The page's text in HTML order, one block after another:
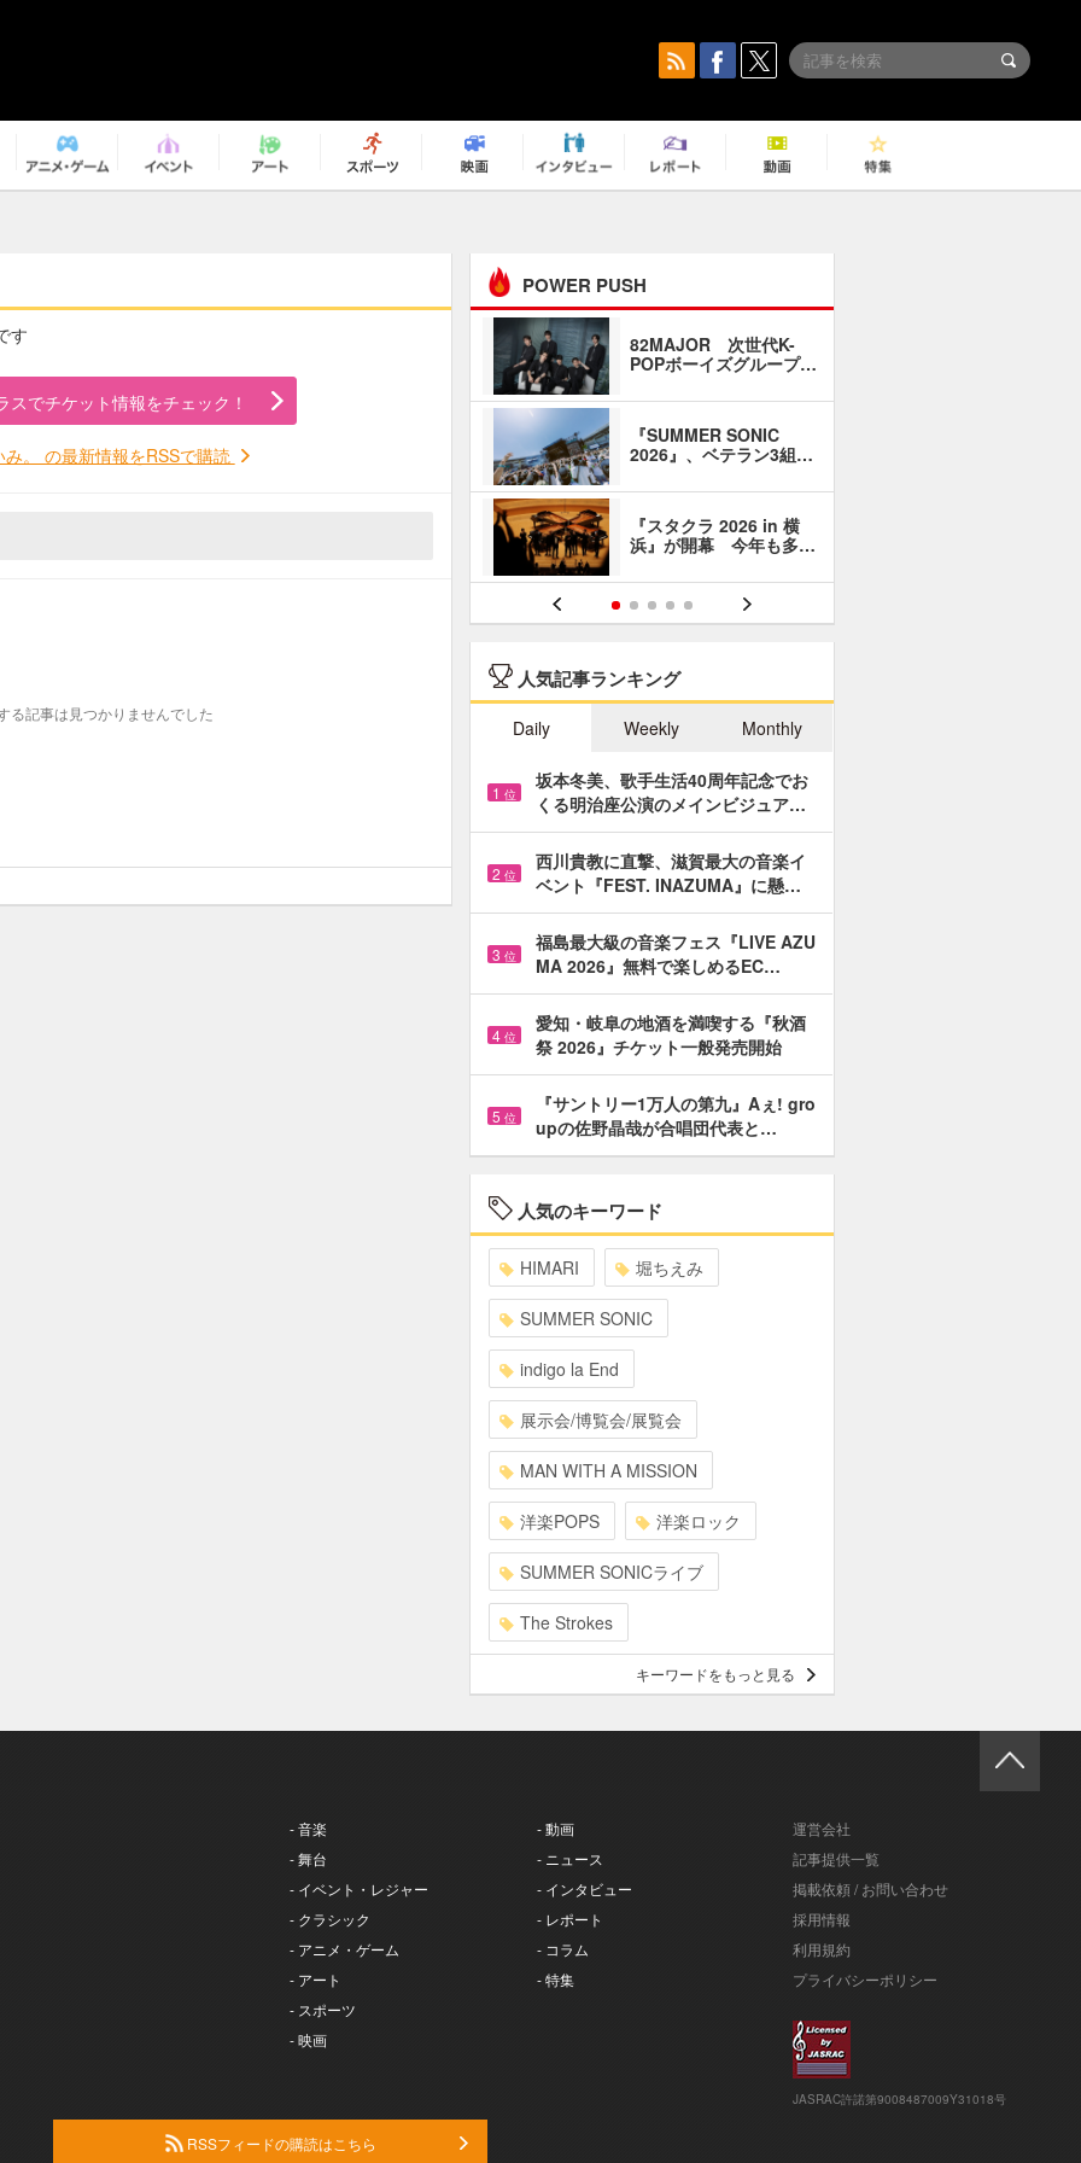
す
スでチケット情報をチェック！
み。 の最新情報をRSSで購読
る記事は見つかりませんでした
POWER PUSH
82MAJOR 次世代K-
POPボーイズグループ…
『SUMMER SONIC
2026』、ベテラン3組…
『スタクラ 2026 in 横
浜』が開幕 今年も多…
人気記事ランキング
Daily Weekly Monthly
1 位
坂本冬美、歌手生活40周年記念でお
くる明治座公演のメインビジュア…
2 位
西川貴教に直撃、滋賀最大の音楽イ
ベント『FEST. INAZUMA』に懸…
3 位
福島最大級の音楽フェス『LIVE AZU
MA 2026』無料で楽しめるEC…
4 位
愛知・岐阜の地酒を満喫する『秋酒
祭 2026』チケット一般発売開始
5 位
『サントリー1万人の第九』Aぇ! gro
upの佐野晶哉が合唱団代表と…
人気のキーワード
HIMARI 堀ちえみ
SUMMER SONIC
indigo la End
展示会/博覧会/展覧会
MAN WITH A MISSION
洋楽POPS 洋楽ロック
SUMMER SONICライブ
The Strokes
キーワードをもっと見る
- 音楽
- 舞台
- イベント・レジャー
- クラシック
- アニメ・ゲーム
- アート
- スポーツ
- 映画
- 動画
- ニュース
- インタビュー
- レポート
- コラム
- 特集
運営会社
記事提供一覧
掲載依頼 / お問い合わせ
採用情報
利用規約
プライバシーポリシー
JASRAC許諾第9008487009Y31018号
RSSフィードの購読はこちら